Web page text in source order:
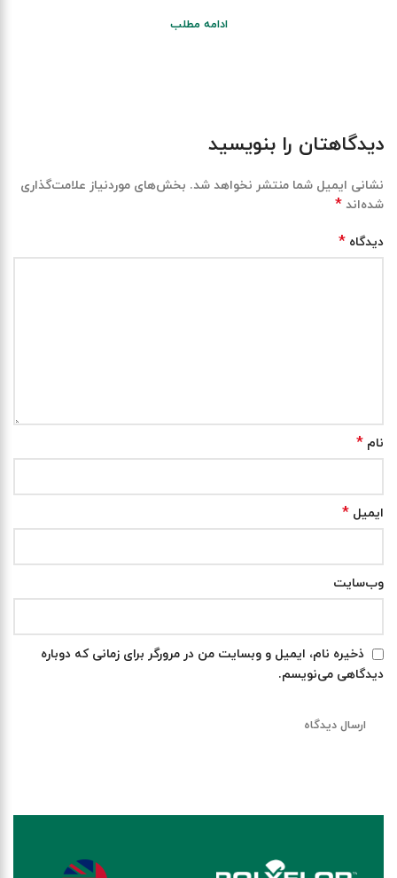
ادامه مطلب
دیدگاهتان را بنویسید
نشانی ایمیل شما منتشر نخواهد شد. بخش‌های موردنیاز علامت‌گذاری
شده‌اند *
دیدگاه *
نام *
ایمیل *
وب‌سایت
ذخیره نام، ایمیل و وبسایت من در مرورگر برای زمانی که دوباره
دیدگاهی می‌نویسم.